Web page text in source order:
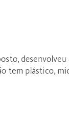
tem plástico,